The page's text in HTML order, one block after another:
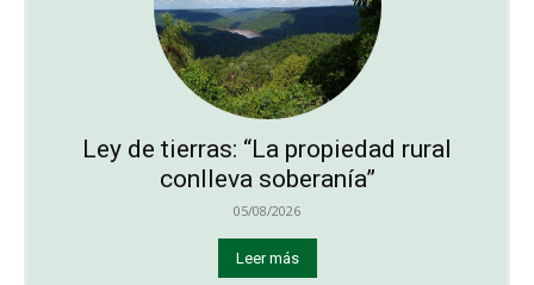
Ley de tierras: “La propiedad rural
conlleva soberanía”
05/08/2026
Leer más